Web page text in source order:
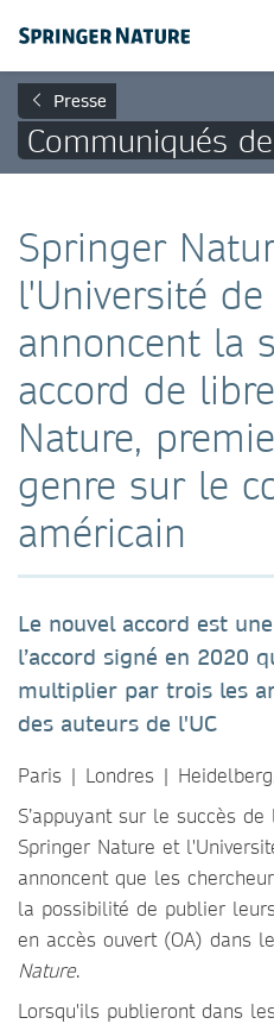
Presse
Communiqués
Springer
l'Université
annoncent la
accord de
Nature,
genre sur le
américain
Le nouvel accord est
l’accord signé en 2020
multiplier par trois les
des auteurs de l'UC
Paris | Londres |
S’appuyant sur le succès
Springer Nature et
annoncent que les
la possibilité de publier
en accès ouvert (OA) dans
Nature.
Lorsqu'ils publieront dans